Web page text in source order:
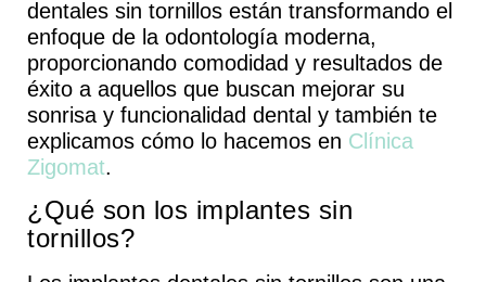
dentales sin tornillos están transformando el
enfoque de la odontología moderna,
proporcionando comodidad y resultados de
éxito a aquellos que buscan mejorar su
sonrisa y funcionalidad dental y también te
explicamos cómo lo hacemos en Clínica
Zigomat.
¿Qué son los implantes sin
tornillos?